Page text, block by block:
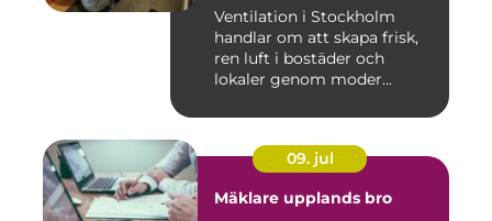
Ventilation i Stockholm
handlar om att skapa frisk,
ren luft i bostäder och
lokaler genom moder...
09. jul
Mäklare upplands bro